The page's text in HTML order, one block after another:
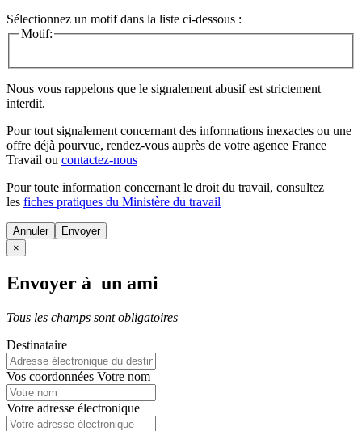
Sélectionnez un motif dans la liste ci-dessous :
Motif:
Nous vous rappelons que le signalement abusif est strictement
interdit.
Pour tout signalement concernant des informations inexactes ou une
offre déjà pourvue, rendez-vous auprès de votre agence France
Travail ou contactez-nous
Pour toute information concernant le droit du travail, consultez
les fiches pratiques du Ministère du travail
Annuler
×
Envoyer à un ami
Tous les champs sont obligatoires
Destinataire
Vos coordonnées Votre nom
Votre adresse électronique